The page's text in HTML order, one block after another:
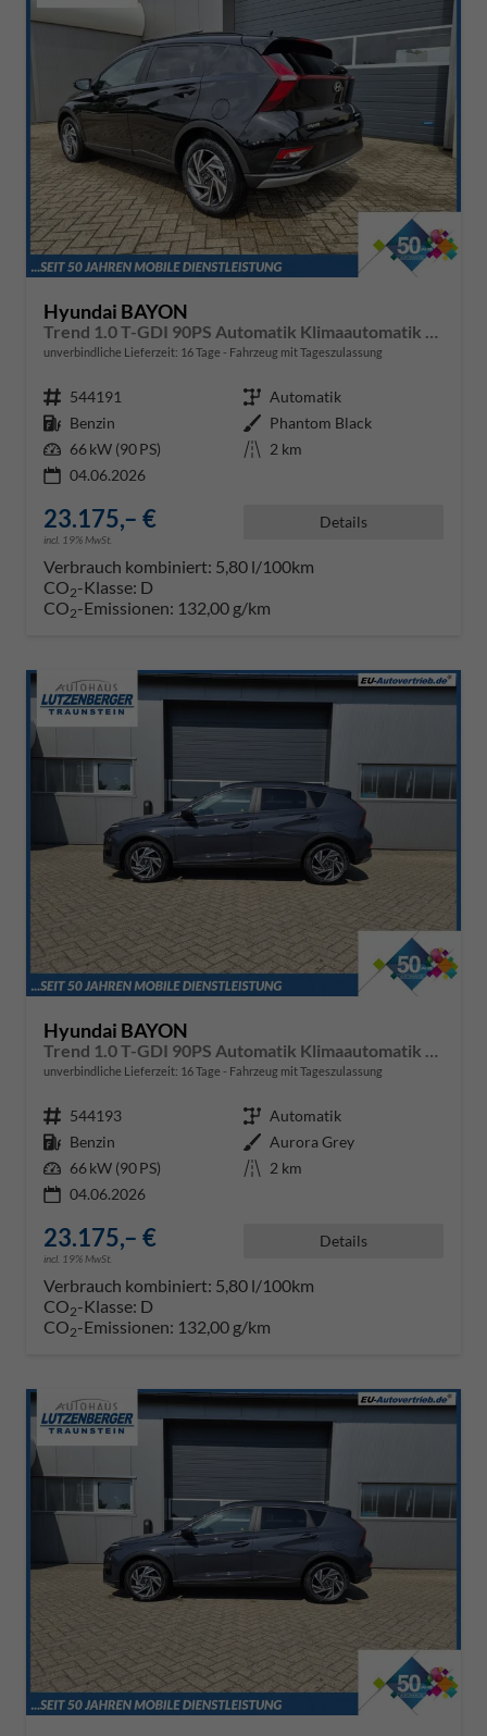
Hyundai BAYON
unverbindliche Lieferzeit: 16 Tage Fahrzeug mit Tageszulassung
Fahrzeugnr. 544191 Getriebe Automatik
Kraftstoff Benzin Außenfarbe Phantom Black
Leistung 66 kW (90 PS) Kilometerstand 2 km
04.06.2026
23.175,– €
incl. 19% MwSt.
Details
Verbrauch kombiniert: 5,80 l/100km
CO2-Klasse: D
CO2-Emissionen: 132,00 g/km
Hyundai BAYON
unverbindliche Lieferzeit: 16 Tage Fahrzeug mit Tageszulassung
Fahrzeugnr. 544193 Getriebe Automatik
Kraftstoff Benzin Außenfarbe Aurora Grey
Leistung 66 kW (90 PS) Kilometerstand 2 km
04.06.2026
23.175,– €
incl. 19% MwSt.
Details
Verbrauch kombiniert: 5,80 l/100km
CO2-Klasse: D
CO2-Emissionen: 132,00 g/km